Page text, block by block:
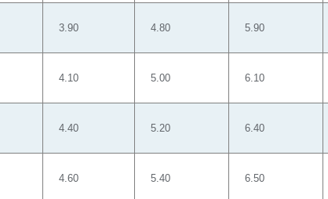
3.90 4.80 5.90
4.10 5.00 6.10
4.40 5.20 6.40
4.60 5.40 6.50